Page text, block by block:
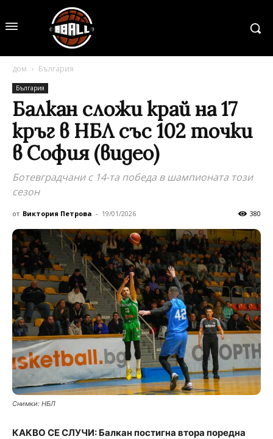
дом България
България
Балкан сложи край на 17
кръг в НБЛ със 102 точки
в София (видео)
Ботевградчани с 14-та победа в шампионата този
сезон
от Виктория Петрова - 19/01/2026 380
Снимки: НБЛ
КАКВО СЕ СЛУЧИ: Балкан постигна втора поредна